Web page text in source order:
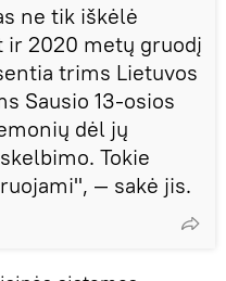
ne tik iškėlė
ir 2020 metų gruodį
trims Lietuvos
Sausio 13-osios
dėl jų
Tokie
— sakė jis.